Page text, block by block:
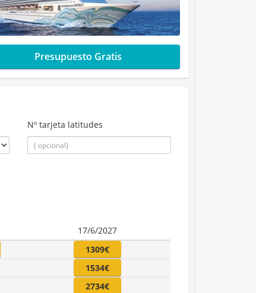
Presupuesto Gratis
Nº tarjeta latitudes
17/6/2027
1309€
1534€
2734€